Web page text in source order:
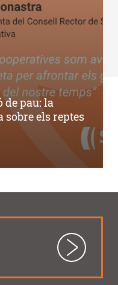
de pau: la
els reptes